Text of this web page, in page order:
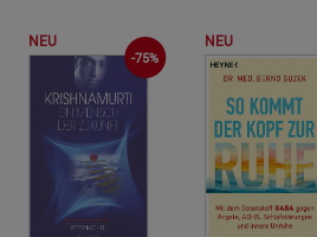
NEU
-75%
NEU